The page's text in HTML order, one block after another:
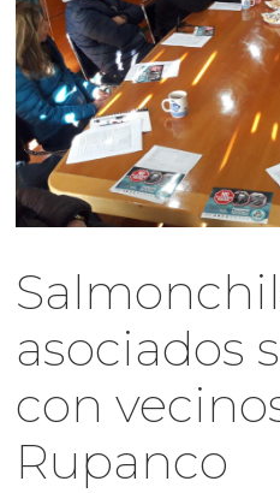
asociados
con
Rupanco